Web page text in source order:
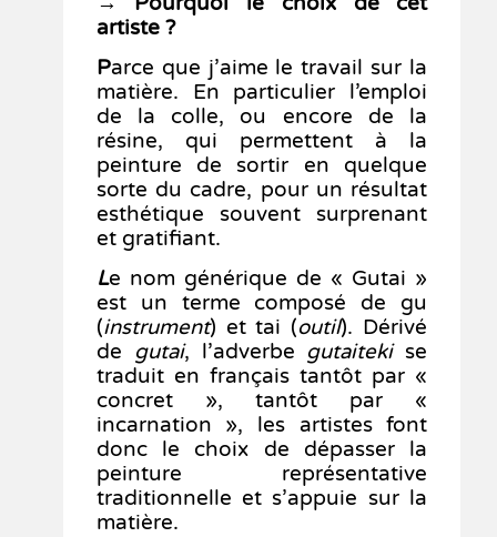
artiste ?
Parce que j’aime le travail sur la
matière. En particulier l’emploi
de la colle, ou encore de la
résine, qui permettent à la
peinture de sortir en quelque
sorte du cadre, pour un résultat
esthétique souvent surprenant
et gratifiant.
Le nom générique de « Gutai »
est un terme composé de gu
(instrument) et tai (outil). Dérivé
de
gutai, l’adverbe gutaitekise
traduit en français tantôt par «
concret », tantôt par «
incarnation », les artistes font
donc le choix de dépasser la
peinture représentative
traditionnelle et s’appuie sur la
matière.